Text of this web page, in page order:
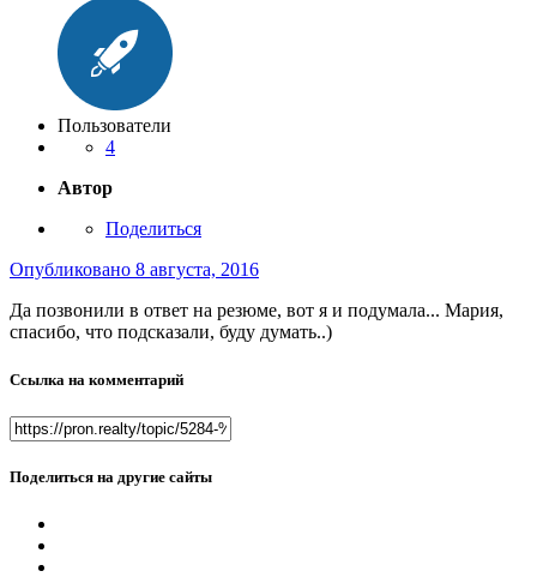
Пользователи
4
Автор
Поделиться
Опубликовано 8 августа, 2016
Да позвонили в ответ на резюме, вот я и подумала... Мария,
спасибо, что подсказали, буду думать..)
Ссылка на комментарий
Поделиться на другие сайты